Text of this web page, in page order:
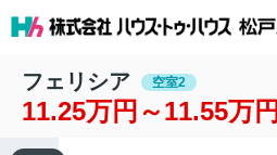
フェリシア 空室2
11.25万円～11.55万円